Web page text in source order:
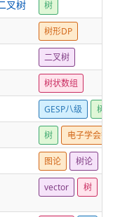
叉树 树
树形DP
二叉树
树状数组
GESP八级 树
树 电子学会等
图论 树论
vector 树